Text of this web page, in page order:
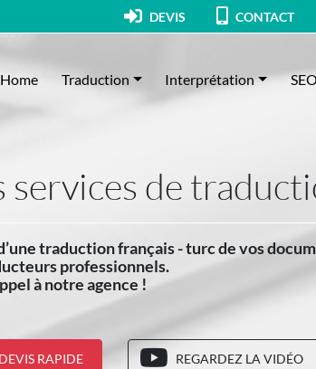
DEVIS CONTACT
Home Traduction Interprétation SEO
services de
traduction français - turc de vos
professionnels.
à notre agence !
DEVIS RAPIDE REGARDEZ LA VIDÉO